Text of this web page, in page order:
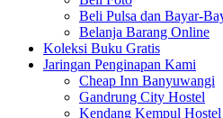
Beli Pulsa dan Bayar-
Belanja Barang Online
Koleksi Buku Gratis
Jaringan Penginapan Kami
Cheap Inn Banyuwangi
Gandrung City Hostel
Kendang Kempul Hostel